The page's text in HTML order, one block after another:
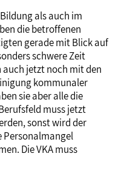
als auch im
die betroffenen
gerade mit Blick auf
schwere Zeit
jetzt noch mit den
kommunaler
sie aber alle die
muss jetzt
sonst wird der
Personalmangel
Die VKA muss